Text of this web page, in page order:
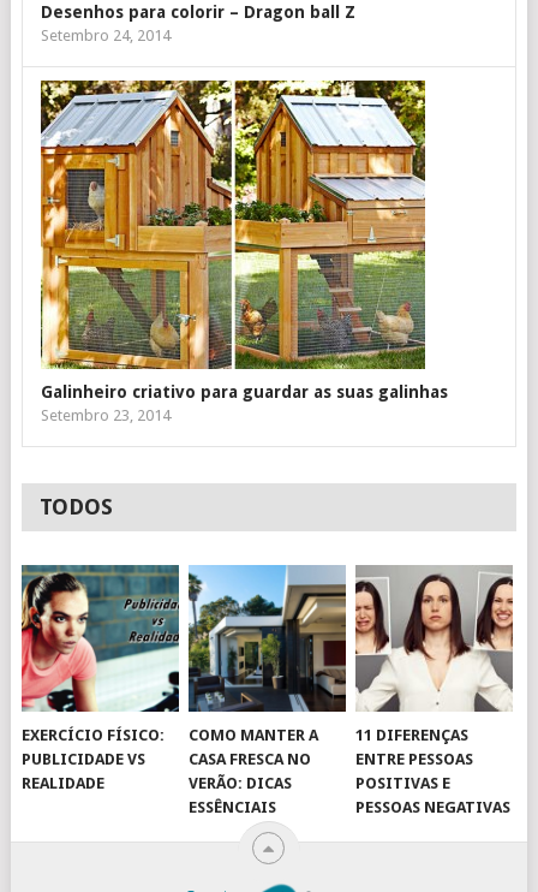
Desenhos para colorir – Dragon ball Z
Setembro 24, 2014
Galinheiro criativo para guardar as suas galinhas
Setembro 23, 2014
TODOS
EXERCÍCIO FÍSICO:
PUBLICIDADE VS
REALIDADE
COMO MANTER A
CASA FRESCA NO
VERÃO: DICAS
ESSÊNCIAIS
11 DIFERENÇAS
ENTRE PESSOAS
POSITIVAS E
PESSOAS NEGATIVAS